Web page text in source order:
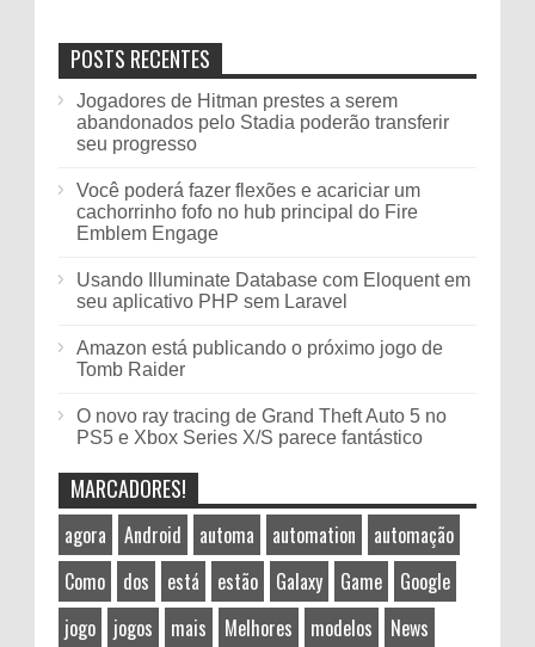
POSTS RECENTES
Jogadores de Hitman prestes a serem
abandonados pelo Stadia poderão transferir
seu progresso
Você poderá fazer flexões e acariciar um
cachorrinho fofo no hub principal do Fire
Emblem Engage
Usando Illuminate Database com Eloquent em
seu aplicativo PHP sem Laravel
Amazon está publicando o próximo jogo de
Tomb Raider
O novo ray tracing de Grand Theft Auto 5 no
PS5 e Xbox Series X/S parece fantástico
MARCADORES!
agora Android automa automation
automação
Como
dos está estão Galaxy Game
Google
jogo
jogos mais Melhores modelos
News